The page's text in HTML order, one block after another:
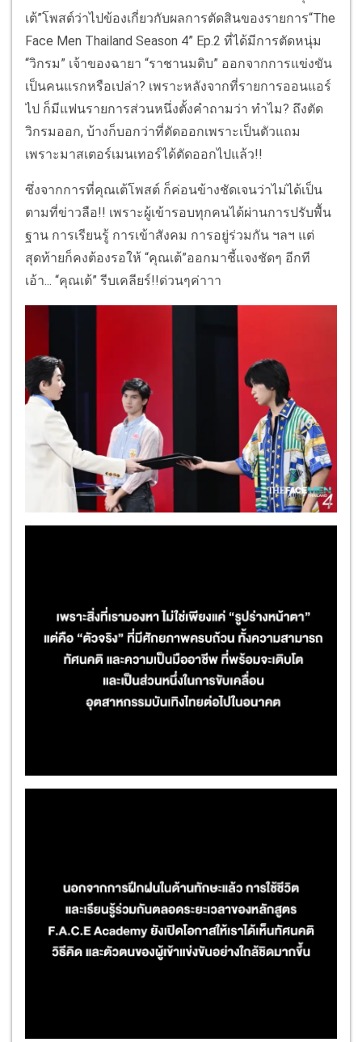
เต้”โพสต์ว่าไปข้องเกี่ยวกับผลการตัดสินของรายการ“The
Face Men Thailand Season 4” Ep.2 ที่ได้มีการตัดหนุ่ม
“วิกรม” เจ้าของฉายา “ราชานมดิบ” ออกจากการแข่งขัน
เป็นคนแรกหรือเปล่า? เพราะหลังจากที่รายการออนแอร์
ไป ก็มีแฟนรายการส่วนหนึ่งตั้งคำถามว่า ทำไม? ถึงตัด
วิกรมออก, บ้างก็บอกว่าที่ตัดออกเพราะเป็นตัวแถม
เพราะมาสเตอร์เมนเทอร์ได้ตัดออกไปแล้ว!!
ซึ่งจากการที่คุณเต้โพสต์ ก็ค่อนข้างชัดเจนว่าไม่ได้เป็น
ตามที่ข่าวลือ!! เพราะผู้เข้ารอบทุกคนได้ผ่านการปรับพื้น
ฐาน การเรียนรู้ การเข้าสังคม การอยู่ร่วมกัน ฯลฯ แต่
สุดท้ายก็คงต้องรอให้ “คุณเต้”ออกมาชี้แจงชัดๆ อีกที
เอ้า... “คุณเต้” รีบเคลียร์!!ด่วนๆค่าาา